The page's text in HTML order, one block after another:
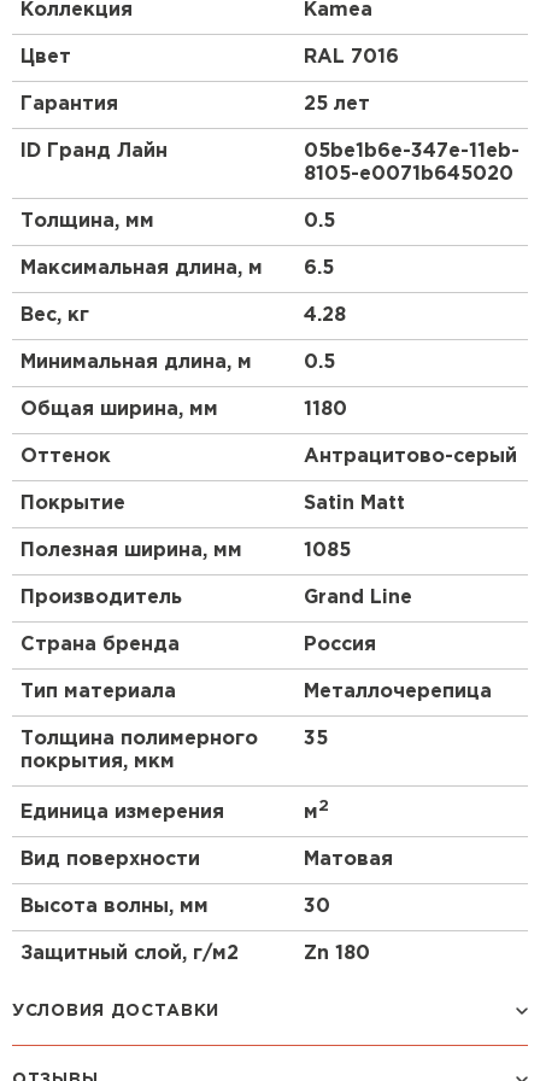
Металлочерепица Kamea (Камея) - это
современный премиум-класс, самое стильное
решение для Вашей кровли.
Металлочерепица Kamea (Камея) изготавливается
на европейском оборудовании только из
лучших покрытиях Grand Line.
Коллекция Kamea
Цвет RAL 7016
Гарантия 25 лет
ID Гранд Лайн
05be1b6e-347e-11eb-
8105-e0071b645020
Толщина, мм 0.5
Максимальная длина, м 6.5
Вес, кг 4.28
Минимальная длина, м 0.5
Общая ширина, мм 1180
Оттенок Антрацитово-серый
Покрытие Satin Мatt
Полезная ширина, мм 1085
Производитель Grand Line
Страна бренда Россия
Тип материала Металлочерепица
Толщина полимерного
покрытия, мкм
35
Единица измерения м2
Вид поверхности Матовая
Высота волны, мм 30
Защитный слой, г/м2 Zn 180
УСЛОВИЯ ДОСТАВКИ